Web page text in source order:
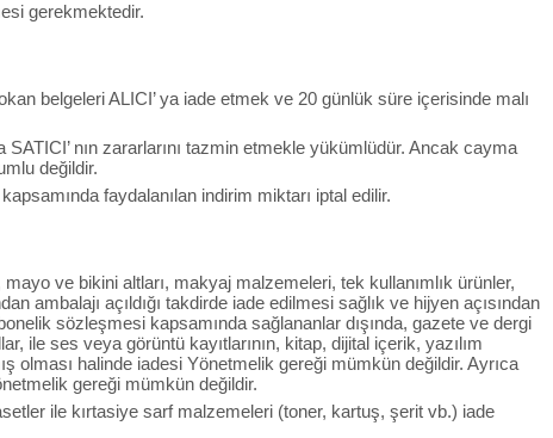
gerekmektedir.
belgeleri ALICI’ ya iade etmek ve 20 günlük süre içerisinde malı
nın zararlarını tazmin etmekle yükümlüdür. Ancak cayma
değildir.
faydalanılan indirim miktarı iptal edilir.
ve bikini altları, makyaj malzemeleri, tek kullanımlık ürünler,
ambalajı açıldığı takdirde iade edilmesi sağlık ve hijyen açısından
sözleşmesi kapsamında sağlananlar dışında, gazete ve dergi
ile ses veya görüntü kayıtlarının, kitap, dijital içerik, yazılım
olması halinde iadesi Yönetmelik gereği mümkün değildir. Ayrıca
gereği mümkün değildir.
ile kırtasiye sarf malzemeleri (toner, kartuş, şerit vb.) iade